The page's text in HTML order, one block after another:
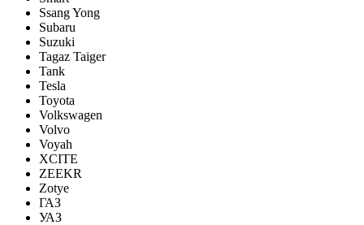
Ssang Yong
Subaru
Suzuki
Tagaz Taiger
Tank
Tesla
Toyota
Volkswagen
Volvo
Voyah
XCITE
ZEEKR
Zotye
ГАЗ
УАЗ